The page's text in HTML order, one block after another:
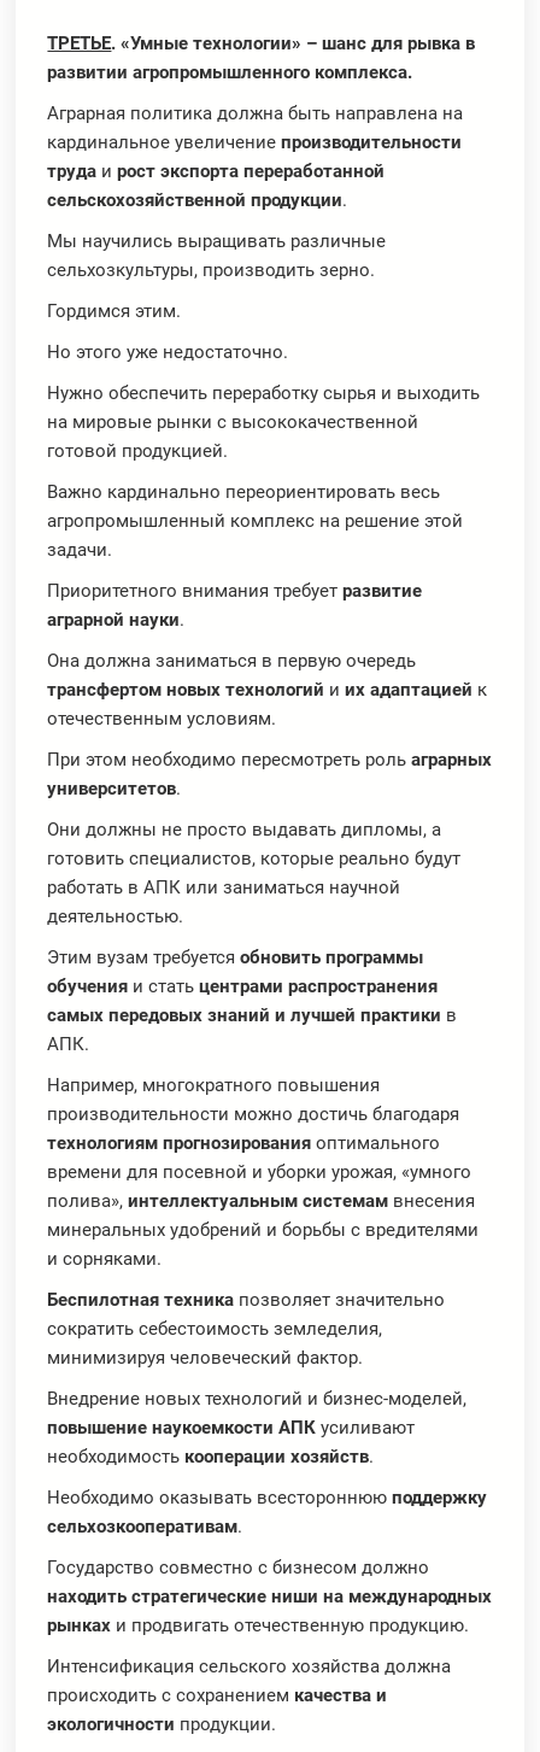
ТРЕТЬЕ. «Умные технологии» – шанс для рывка в
развитии агропромышленного комплекса.
Аграрная политика должна быть направлена на
кардинальное увеличениепроизводительности
труда ирост экспорта переработанной
сельскохозяйственной продукции.
Мы научились выращивать различные
сельхозкультуры, производить зерно.
Гордимся этим.
Но этого уже недостаточно.
Нужно обеспечить переработку сырья и выходить
на мировые рынки с высококачественной
готовой продукцией.
Важно кардинально переориентировать весь
агропромышленный комплекс на решение этой
задачи.
Приоритетного внимания требуетразвитие
аграрной науки.
Она должна заниматься в первую очередь
трансфертом новых технологий иих адаптацией к
отечественным условиям.
При этом необходимо пересмотреть рольаграрных
университетов.
Они должны не просто выдавать дипломы, а
готовить специалистов, которые реально будут
работать в АПК или заниматься научной
деятельностью.
Этим вузам требуетсяобновить программы
обучения и статьцентрами распространения
самых передовых знаний и лучшей практики в
АПК.
Например, многократного повышения
производительности можно достичь благодаря
технологиям прогнозирования оптимального
времени для посевной и уборки урожая, «умного
полива»,интеллектуальным системам внесения
минеральных удобрений и борьбы с вредителями
и сорняками.
Беспилотная техника позволяет значительно
сократить себестоимость земледелия,
минимизируя человеческий фактор.
Внедрение новых технологий и бизнес-моделей,
повышение наукоемкости АПК усиливают
необходимость кооперации хозяйств.
Необходимо оказывать всестороннююподдержку
сельхозкооперативам.
Государство совместно с бизнесом должно
находить стратегические ниши на международных
рынках и продвигать отечественную продукцию.
Интенсификация сельского хозяйства должна
происходить с сохранением качества и
экологичности продукции.